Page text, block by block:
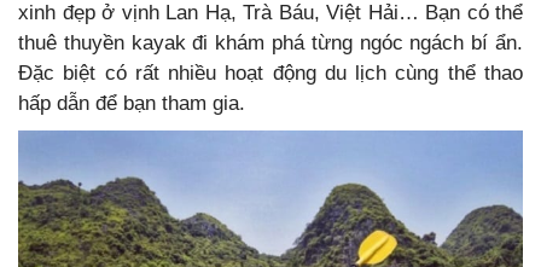
xinh đẹp ở vịnh Lan Hạ, Trà Báu, Việt Hải… Bạn có thể
thuê thuyền kayak đi khám phá từng ngóc ngách bí ẩn.
Đặc biệt có rất nhiều hoạt động du lịch cùng thể thao
hấp dẫn để bạn tham gia.